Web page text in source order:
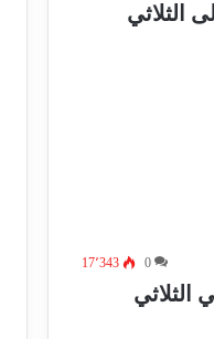
الثلاثي
0 17٬343
الثلاثي